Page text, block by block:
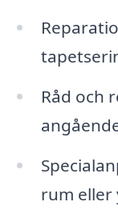
Råd och
rum eller